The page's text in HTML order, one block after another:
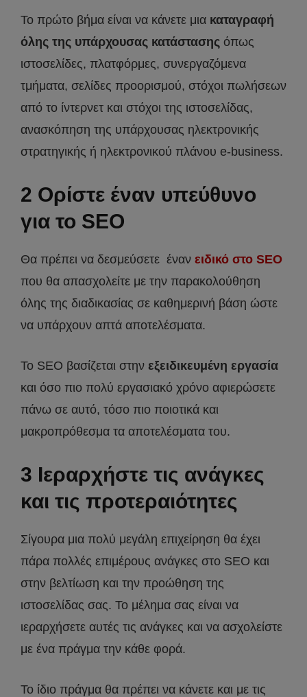
Το πρώτο βήμα είναι να κάνετε μια καταγραφή
όλης της υπάρχουσας κατάστασης όπως
ιστοσελίδες, πλατφόρμες, συνεργαζόμενα
τμήματα, σελίδες προορισμού, στόχοι πωλήσεων
από το ίντερνετ και στόχοι της ιστοσελίδας,
ανασκόπηση της υπάρχουσας ηλεκτρονικής
στρατηγικής ή ηλεκτρονικού πλάνου e-business.
2 Ορίστε έναν υπεύθυνο
για το SEO
Θα πρέπει να δεσμεύσετε έναν ειδικό στο SEO
που θα απασχολείτε με την παρακολούθηση
όλης της διαδικασίας σε καθημερινή βάση ώστε
να υπάρχουν απτά αποτελέσματα.
Το SEO βασίζεται στην εξειδικευμένη εργασία
και όσο πιο πολύ εργασιακό χρόνο αφιερώσετε
πάνω σε αυτό, τόσο πιο ποιοτικά και
μακροπρόθεσμα τα αποτελέσματα του.
3 Ιεραρχήστε τις ανάγκες
και τις προτεραιότητες
Σίγουρα μια πολύ μεγάλη επιχείρηση θα έχει
πάρα πολλές επιμέρους ανάγκες στο SEO και
στην βελτίωση και την προώθηση της
ιστοσελίδας σας. Το μέλημα σας είναι να
ιεραρχήσετε αυτές τις ανάγκες και να ασχολείστε
με ένα πράγμα την κάθε φορά.
Το ίδιο πράγμα θα πρέπει να κάνετε και με τις